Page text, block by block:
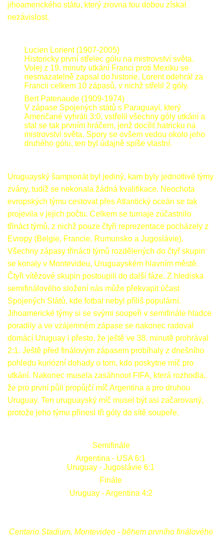
jihoamerického státu, který zrovna tou dobou získal
nezávislost.
Lucien Lorient (1907-2005)
Historicky první střelec gólu na mistrovství světa.
Volej z 19. minuty utkání Franci proti Mexiku se
nesmazatelně zapsal do historie. Lorent odehrál za
Francii celkem 10 zápasů, v nichž střelil 2 góly.
Bert Patenaude (1909-1974)
V zápase Spojených států s Paraguayí, který
Američané vyhráli 3:0, vstřelil všechny góly utkání a
stal se tak prvním hráčem, jenž docílil hatricku na
mistrovství světa. Spory se ovšem vedou okolo jeho
druhého gólu, ten byl údajně spíše vlastní.
Uruguayský šampionát byl jediný, kam byly jednotlivé týmy
zvány, tudíž se nekonala žádná kvalifikace. Neochota
evropských týmu cestovat přes Atlantický oceán se tak
projevila v jejich počtu. Celkem se turnaje zúčastnilo
třináct týmů, z nichž pouze čtyři reprezentace pocházely z
Evropy (Belgie, Francie, Rumunsko a Jugoslávie).
Všechny zápasy třinácti týmů rozdělených do čtyř skupin
se konaly v Montevideu, Uruguayském hlavním městě.
Čtyři vítězové skupin postoupili do další fáze. Z hlediska
semifinálového složení nás může překvapit účast
Spojených Států, kde fotbal nebyl příliš populární.
Jihoamerické týmy si se svými soupeři v semifinále hladce
poradily a ve vzájemném zápase se nakonec radoval
domácí Uruguay i přesto, že ještě ve 38. minutě prohrával
2:1. Ještě před finálovým zápasem probíhaly z dnešního
pohledu kuriózní dohady o tom, kdo poskytne míč pro
utkání. Nakonec musela zasáhnout FIFA, která rozhodla,
že pro první půli propůjčí míč Argentina a pro druhou
Uruguay. Ten uruguayský míč musel být asi začarovaný,
protože jeho týmu přinesl tři góly do sítě soupeře.
Semifinále
Argentina - USA 6:1
Uruguay - Jugoslávie 6:1
Finále
Uruguay - Argentina 4:2
Centario Stadium, Montevideo - během prvního finálového